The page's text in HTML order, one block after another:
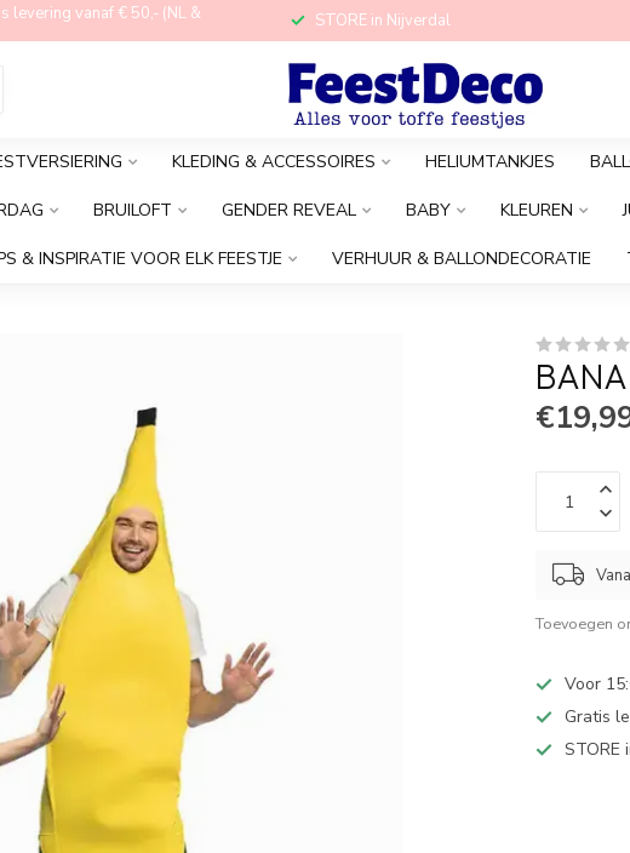
levering vanaf € 50,- (NL & STORE in Nijverdal
KLEDING & ACCESSOIRES HELIUMTANKJES
BRUILOFT GENDER REVEAL BABY KLEUREN
& INSPIRATIE VOOR ELK FEESTJE VERHUUR & BALLONDECORATIE
Toevoegen
Voor
Gratis
STORE